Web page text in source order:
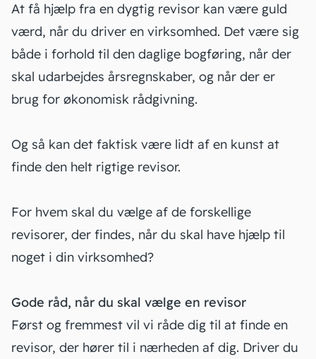
At få hjælp fra en dygtig revisor kan være guld
værd, når du driver en virksomhed. Det være sig
både i forhold til den daglige bogføring, når der
skal udarbejdes årsregnskaber, og når der er
brug for økonomisk rådgivning.
Og så kan det faktisk være lidt af en kunst at
finde den helt rigtige revisor.
For hvem skal du vælge af de forskellige
revisorer, der findes, når du skal have hjælp til
noget i din virksomhed?
Gode råd, når du skal vælge en revisor
Først og fremmest vil vi råde dig til at finde en
revisor, der hører til i nærheden af dig. Driver du